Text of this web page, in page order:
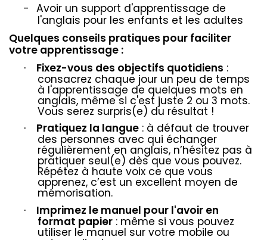
- Avoir un support d'apprentissage de
l'anglais pour les enfants et les adultes
Quelques conseils pratiques pour faciliter
votre apprentissage :
· Fixez-vous des objectifs quotidiens :
consacrez chaque jour un peu de temps
à l'apprentissage de quelques mots en
anglais, même si c'est juste 2 ou 3 mots.
Vous serez surpris(e) du résultat !
· Pratiquez la langue : à défaut de trouver
des personnes avec qui échanger
régulièrement en anglais, n’hésitez pas à
pratiquer seul(e) dès que vous pouvez.
Répétez à haute voix ce que vous
apprenez, c’est un excellent moyen de
mémorisation.
· Imprimez le manuel pour l'avoir en
format papier : même si vous pouvez
utiliser le manuel sur votre mobile ou